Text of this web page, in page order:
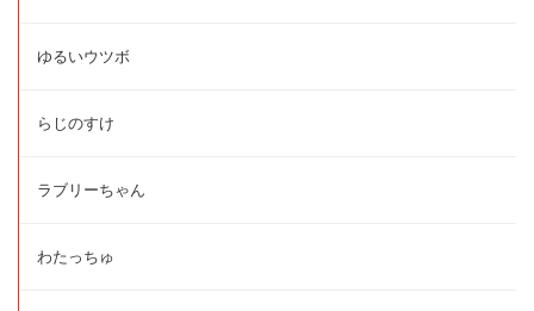
ゆるいウツボ
らじのすけ
ラブリーちゃん
わたっちゅ